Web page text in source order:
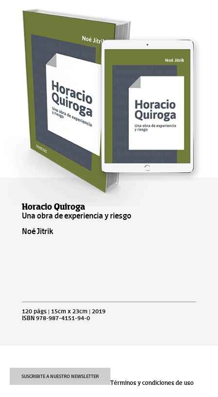
Horacio Quiroga
Una obra de experiencia y riesgo
Noé Jitrik
120 págs | 15cm x 23cm | 2019
ISBN 978-987-4151-94-0
SUSCRIBITE A NUESTRO NEWSLETTER
Términos y condiciones de uso